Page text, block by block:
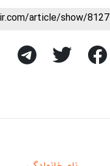
article/show/8127